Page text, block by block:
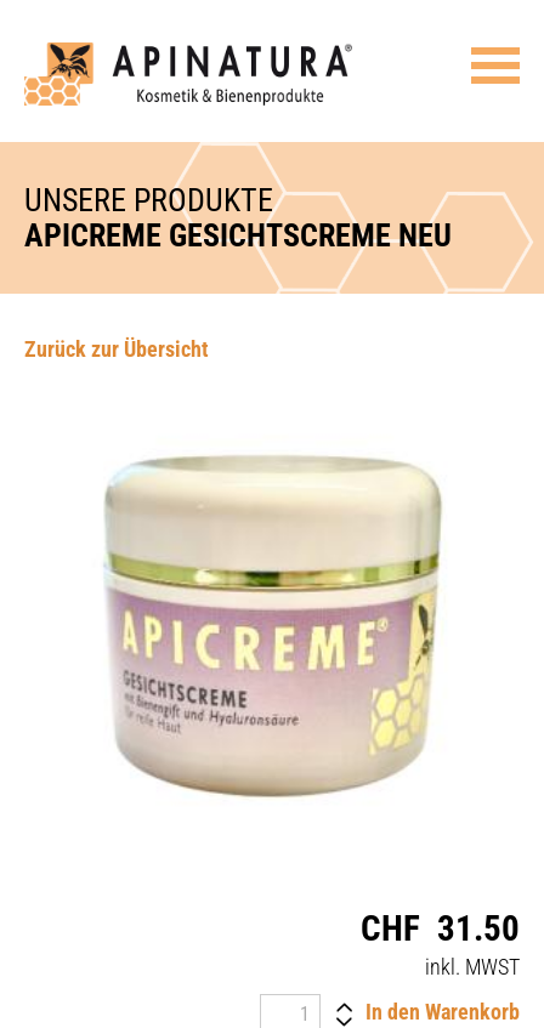
UNSERE PRODUKTE
APICREME GESICHTSCREME NEU
Zurück zur Übersicht
CHF 31.50
inkl. MWST
In den Warenkorb